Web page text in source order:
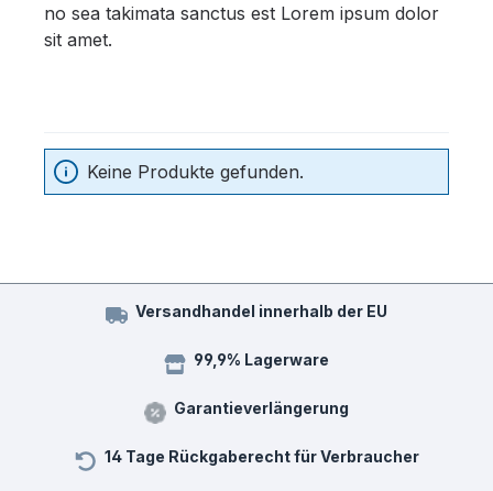
no sea takimata sanctus est Lorem ipsum dolor
sit amet.
Keine Produkte gefunden.
Versandhandel innerhalb der EU
99,9% Lagerware
Garantieverlängerung
14 Tage Rückgaberecht für Verbraucher